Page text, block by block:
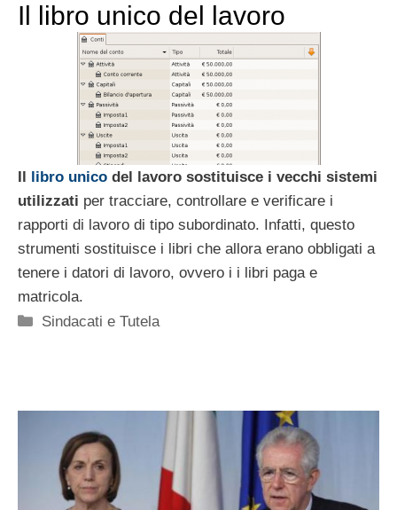
Il libro unico del lavoro
libro unico del lavoro sostituisce i vecchi sistemi
utilizzati per tracciare, controllare e verificare i
rapporti di lavoro di tipo subordinato. Infatti, questo
strumenti sostituisce i libri che allora erano obbligati a
tenere i datori di lavoro, ovvero i i libri paga e
matricola.
Categorie
Sindacati e Tutela